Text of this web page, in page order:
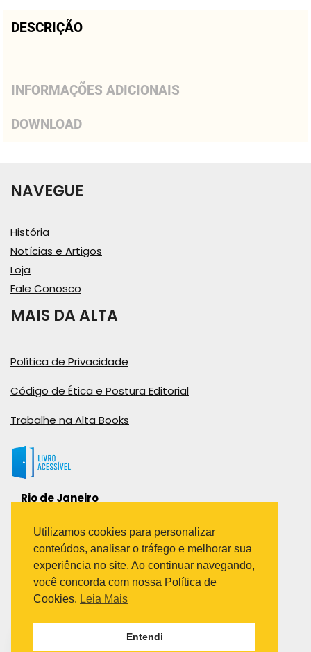
DESCRIÇÃO
INFORMAÇÕES ADICIONAIS
DOWNLOAD
NAVEGUE
História
Notícias e Artigos
Loja
Fale Conosco
MAIS DA ALTA
Política de Privacidade
Código de Ética e Postura Editorial
Trabalhe na Alta Books
Rio de Janeiro
Bairro Industrial do Jacaré
Rio de Janeiro – RJ – CEP: 20970-031
Telefone:
(21) 3278-8069
(21) 3995-7512
Avenida Paulista 1636 / sala 1407
Utilizamos cookies para personalizar
conteúdos, analisar o tráfego e melhorar sua
experiência no site. Ao continuar navegando,
você concorda com nossa Política de
Cookies. Leia Mais
Entendi